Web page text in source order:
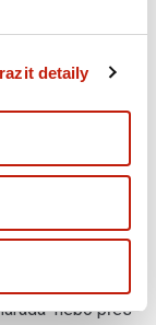
detaily
pošle
ve smlouvě, a
tři základní
nebo přes